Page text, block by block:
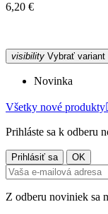
6,20 €
visibility Vybrať variant
Novinka
Všetky nové produkty
Prihláste sa k odberu
Z odberu noviniek sa